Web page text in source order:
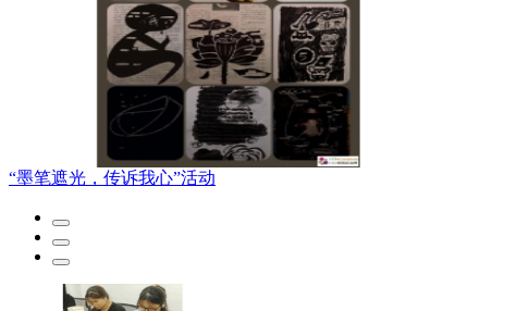
“墨笔遮光，传诉我心”活动